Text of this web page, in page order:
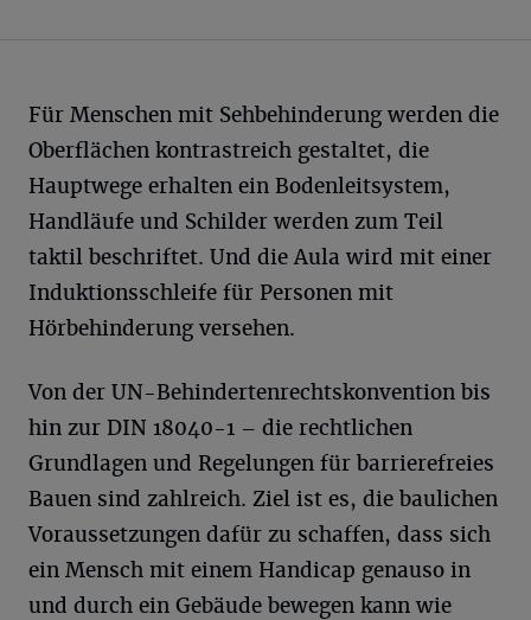
Für Menschen mit Sehbehinderung werden die
Oberflächen kontrastreich gestaltet, die
Hauptwege erhalten ein Bodenleitsystem,
Handläufe und Schilder werden zum Teil
taktil beschriftet. Und die Aula wird mit einer
Induktionsschleife für Personen mit
Hörbehinderung versehen.
Von der UN-Behindertenrechtskonvention bis
hin zur DIN 18040-1 – die rechtlichen
Grundlagen und Regelungen für barrierefreies
Bauen sind zahlreich. Ziel ist es, die baulichen
Voraussetzungen dafür zu schaffen, dass sich
ein Mensch mit einem Handicap genauso in
und durch ein Gebäude bewegen kann wie